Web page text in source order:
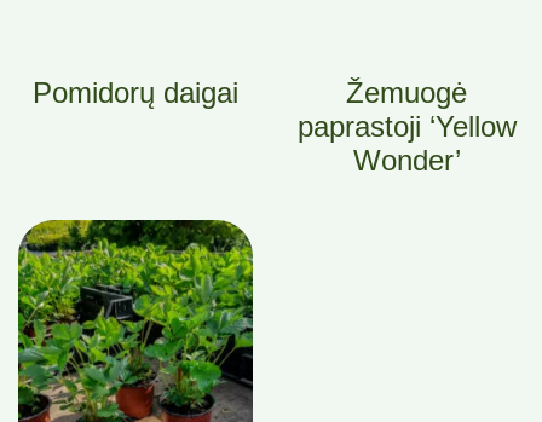
Pomidorų daigai
Žemuogė
paprastoji ‘Yellow
Wonder’